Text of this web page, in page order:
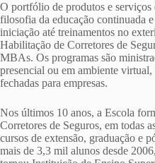
O portfólio de produtos e serviços
filosofia da educação continuada
iniciação até treinamentos no
Habilitação de Corretores de
MBAs. Os programas são
presencial ou em ambiente virtual,
fechadas para empresas.
Nos últimos 10 anos, a Escola
Corretores de Seguros, em todas
cursos de extensão, graduação e
mais de 3,3 mil alunos desde